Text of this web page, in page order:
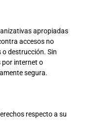
apropiadas
accesos no
destrucción. Sin
por internet o
segura.
respecto a su